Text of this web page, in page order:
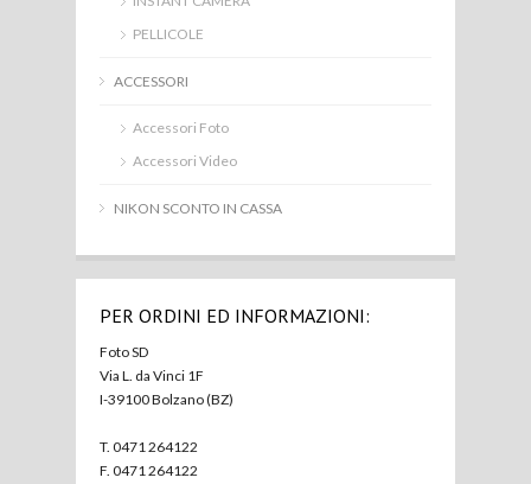
PELLICOLE
ACCESSORI
Accessori Foto
Accessori Video
NIKON SCONTO IN CASSA
PER ORDINI ED INFORMAZIONI:
Foto SD
Via L. da Vinci 1F
I-39100 Bolzano (BZ)
T. 0471 264122
F. 0471 264122